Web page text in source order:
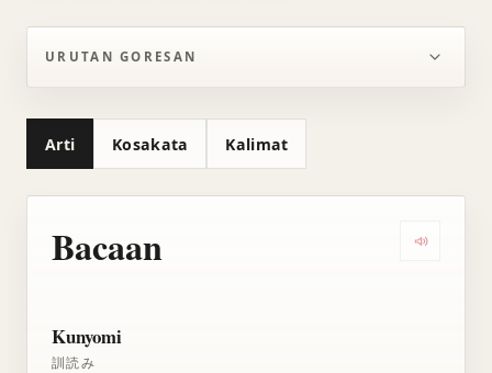
URUTAN GORESAN
Arti Kosakata Kalimat
Bacaan
Kunyomi
訓読み